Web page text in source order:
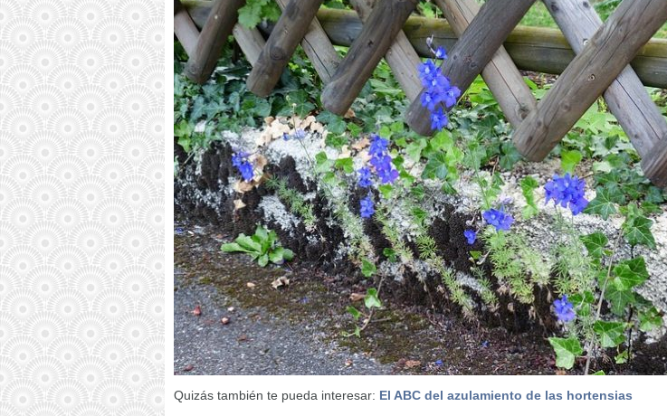
Quizás también te pueda interesar: El ABC del azulamiento de las hortensias